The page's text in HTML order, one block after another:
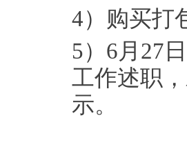
4）购买打
5）6月27
工作述职
示。